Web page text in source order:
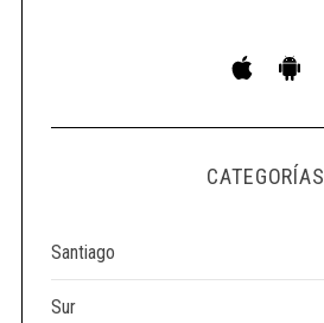
CATEGORÍAS
Santiago
Sur
r
r